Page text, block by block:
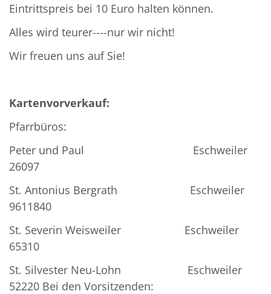
Eintrittspreis bei 10 Euro halten können.
Alles wird teurer----nur wir nicht!
Wir freuen uns auf Sie!
Kartenvorverkauf:
Pfarrbüros:
Peter und Paul Eschweiler
26097
St. Antonius Bergrath Eschweiler
9611840
St. Severin Weisweiler Eschweiler
65310
St. Silvester Neu-Lohn Eschweiler
52220 Bei den Vorsitzenden: